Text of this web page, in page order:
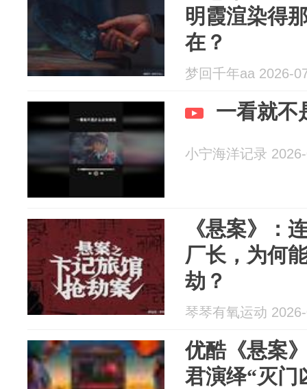
明霞渲染得
在？
梦回千年aa 2026-
一看就不
小宁海洋记录
《悬案》：
厂长，为何
劫？
琴琴有氧运动
优酷《悬案
君演绎“灭门